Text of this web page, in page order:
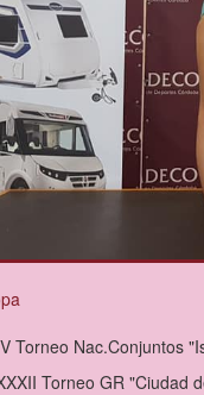
Torneo Nac.Conjuntos
Torneo GR "Ciudad